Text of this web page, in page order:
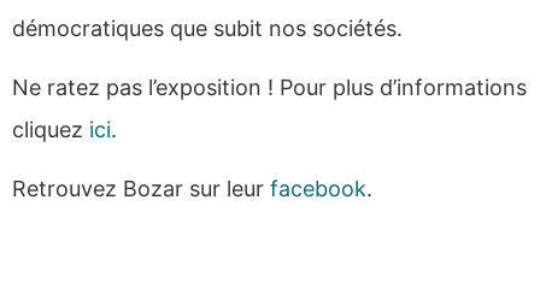
démocratiques que subit nos sociétés.
Ne ratez pas l’exposition ! Pour plus d’informations
cliquez ici.
Retrouvez Bozar sur leur facebook.